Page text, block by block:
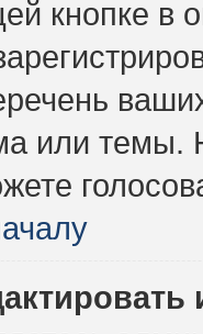
кнопке
или темы.